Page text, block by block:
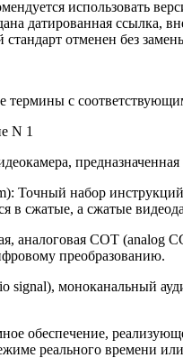
использовать
датированная ссылка,
отменен без
с
N 1
Точный набор
в сжатые, а сжатые
аналоговая СОТ (analog
преобразованию.
signal), моноканальный
обеспечение,
реального времени